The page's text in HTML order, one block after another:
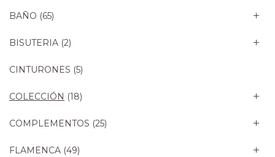
BAÑO (65)
BISUTERIA (2)
CINTURONES (5)
COLECCIÓN (18)
COMPLEMENTOS (25)
FLAMENCA (49)